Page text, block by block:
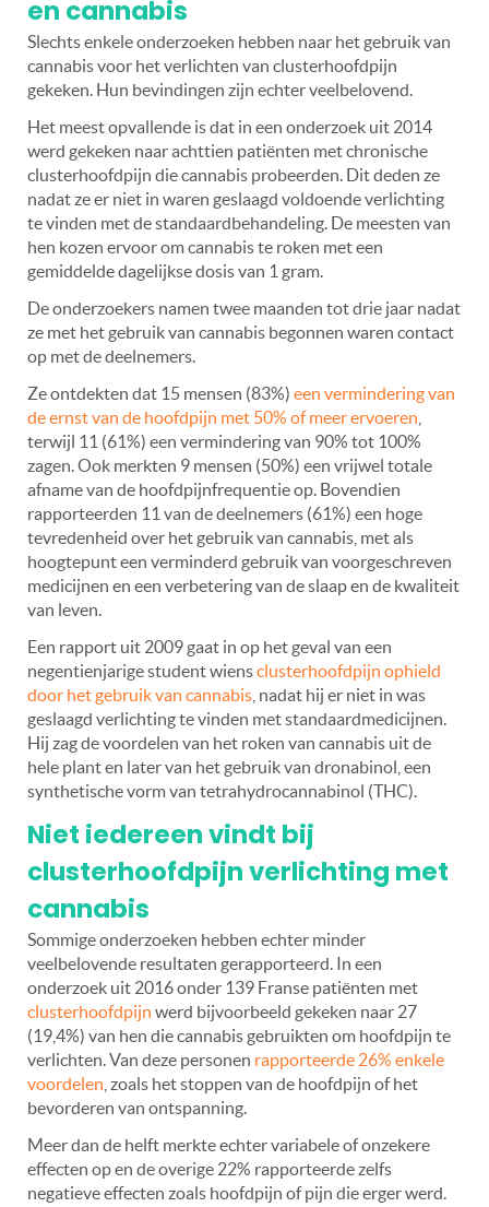
en cannabis
Slechts enkele onderzoeken hebben naar het gebruik van
cannabis voor het verlichten van clusterhoofdpijn
gekeken. Hun bevindingen zijn echter veelbelovend.
Het meest opvallende is dat in een onderzoek uit 2014
werd gekeken naar achttien patiënten met chronische
clusterhoofdpijn die cannabis probeerden. Dit deden ze
nadat ze er niet in waren geslaagd voldoende verlichting
te vinden met de standaardbehandeling. De meesten van
hen kozen ervoor om cannabis te roken met een
gemiddelde dagelijkse dosis van 1 gram.
De onderzoekers namen twee maanden tot drie jaar nadat
ze met het gebruik van cannabis begonnen waren contact
op met de deelnemers.
Ze ontdekten dat 15 mensen (83%) een vermindering van
de ernst van de hoofdpijn met 50% of meer ervoeren
terwijl 11 (61%) een vermindering van 90% tot 100%
zagen. Ook merkten 9 mensen (50%) een vrijwel totale
afname van de hoofdpijnfrequentie op. Bovendien
rapporteerden 11 van de deelnemers (61%) een hoge
tevredenheid over het gebruik van cannabis, met als
hoogtepunt een verminderd gebruik van voorgeschreven
medicijnen en een verbetering van de slaap en de kwaliteit
van leven.
Een rapport uit 2009 gaat in op het geval van een
negentienjarige student wiensclusterhoofdpijn ophield
door het gebruik van cannabis , nadat hij er niet in was
geslaagd verlichting te vinden met standaardmedicijnen.
Hij zag de voordelen van het roken van cannabis uit de
hele plant en later van het gebruik van dronabinol, een
synthetische vorm van tetrahydrocannabinol (THC).
Niet iedereen vindt bij
clusterhoofdpijn verlichting met
cannabis
Sommige onderzoeken hebben echter minder
veelbelovende resultaten gerapporteerd. In een
onderzoek uit 2016 onder 139 Franse patiënten met
clusterhoofdpijn werd bijvoorbeeld gekeken naar 27
(19,4%) van hen die cannabis gebruikten om hoofdpijn te
verlichten. Van deze personen rapporteerde 26% enkele
voordelen , zoals het stoppen van de hoofdpijn of het
bevorderen van ontspanning.
Meer dan de helft merkte echter variabele of onzekere
effecten op en de overige 22% rapporteerde zelfs
negatieve effecten zoals hoofdpijn of pijn die erger werd.